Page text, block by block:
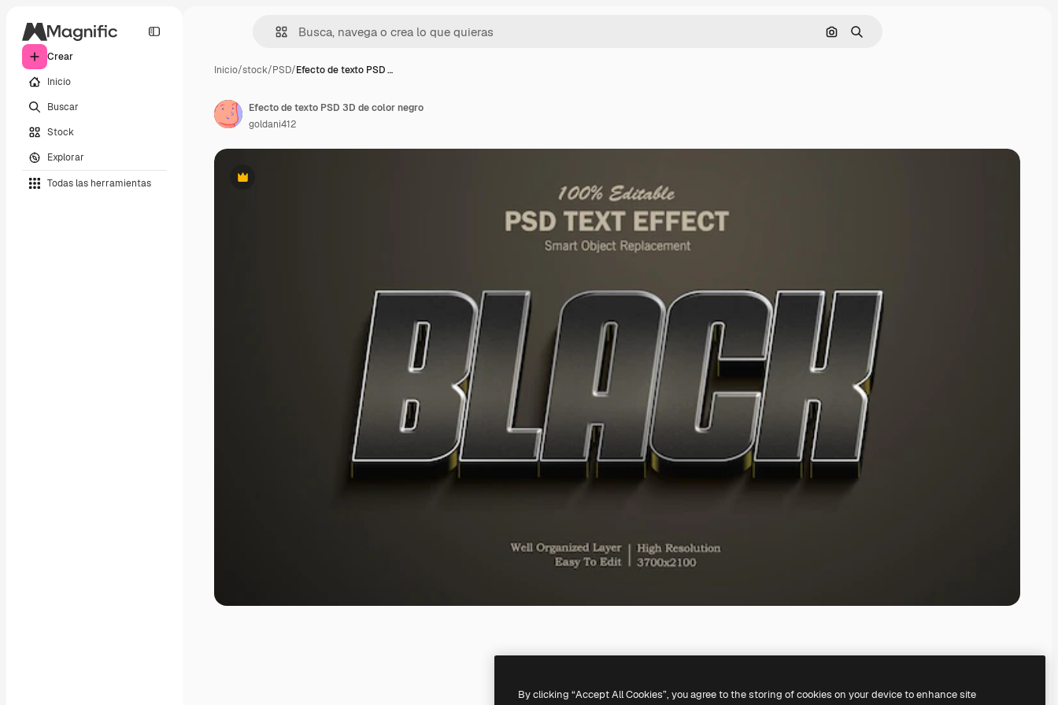
Crear
Inicio
Buscar
Stock
Explorar
Todas las herramientas
Buscar por imagen
Buscar
Inicio/stock/PSD/Efecto de texto PSD …
Premium
Efecto de texto PSD 3D de color negro
goldani412
By clicking “Accept All Cookies”, you agree to the storing of cookies on your device to enhance site